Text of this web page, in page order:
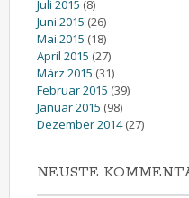
Juli 2015 (8)
Juni 2015 (26)
Mai 2015 (18)
April 2015 (27)
März 2015 (31)
Februar 2015 (39)
Januar 2015 (98)
Dezember 2014(27)
NEUSTE